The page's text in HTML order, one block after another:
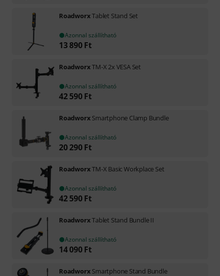
RoadworxTablet Stand Set
Azonnal szállítható
13 890 Ft
RoadworxTM-X 2x VESA Set
Azonnal szállítható
42 590 Ft
Roadworx Smartphone Clamp Bundle
Azonnal szállítható
20 290 Ft
RoadworxTM-X Basic Workplace Set
Azonnal szállítható
42 590 Ft
RoadworxTablet Stand Bundle II
Azonnal szállítható
14 090 Ft
Roadworx Smartphone Stand Bundle